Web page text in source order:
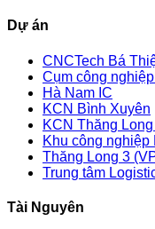
Dự án
CNCTech Bá
Cụm công
Hà Nam IC
KCN Bình Xuyên
KCN Thăng Long
Khu công nghiệp
Thăng Long 3
Trung tâm
Tài Nguyên